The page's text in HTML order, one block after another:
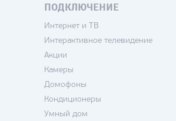
ПОДКЛЮЧЕНИЕ
Интернет и ТВ
Интерактивное телевидение
Акции
Камеры
Домофоны
Кондиционеры
Умный дом